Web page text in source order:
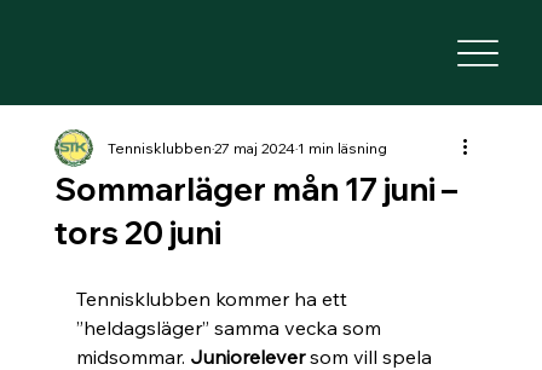
Sommarläger mån 17 juni –
tors 20 juni
Tennisklubben27 maj 20241 min läsning
Tennisklubben kommer ha ett
”heldagsläger” samma vecka som
midsommar. Juniorelever som vill spela